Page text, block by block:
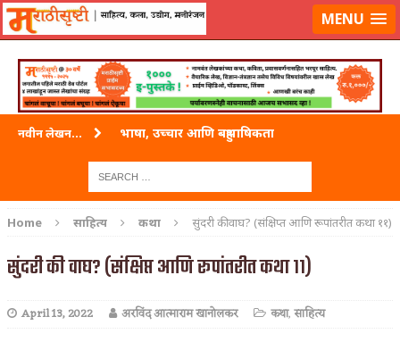
लॉग-इन करा|लेखक नोंदणी कराMENU
नवीन लेखन... वारी विठ्ठलाची
जेव्हा मी आडनांव बदलले
पाटलाची विहीर
शपथ
Home साहित्य कथा सुंदरी की वाघ? (संक्षिप्त आणि रूपांतरीत कथा ११)
सुंदरी की वाघ? (संक्षिप्त आणि रूपांतरीत कथा ११)
April 13, 2022 अरविंद आत्माराम खानोलकर कथा,साहित्य